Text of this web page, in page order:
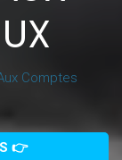
Comptes
👉